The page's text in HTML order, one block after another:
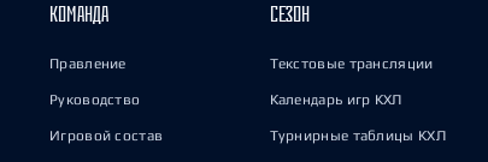
КОМАНДА
Правление
Руководство
Игровой состав
СЕЗОН
Текстовые трансляции
Календарь игр КХЛ
Турнирные таблицы КХЛ